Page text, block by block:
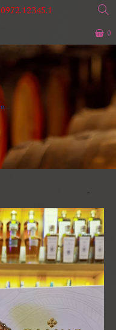
0
0972.12345.1
Rượu Camus XO Borderies Cognac